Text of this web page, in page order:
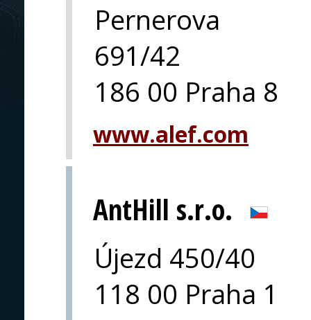
Pernerova
691/42
186 00 Praha 8
www.alef.com
AntHill s.r.o.
Újezd 450/40
118 00 Praha 1